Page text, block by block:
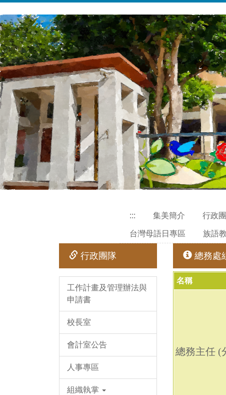
到
主
要
內
容
區
::: 集美簡介 行政
台灣母語日專區 族語
行政團隊
工作計畫及管理辦法與
申請書
校長室
會計室公告
人事專區
組織執掌
總務處
名稱
總務主任 (